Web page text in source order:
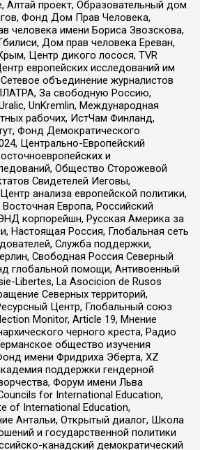
Алтай проект, Образовательный дом
Фонд Дом Прав Человека,
человека имени Бориса Звозскова,
Дом прав человека Ереван,
Центр дикого лосося, TVR
европейских исследований им
объединение журналистов
За свободную Россию,
UnKremlin, Международная
рабочих, ИстЧам Финланд,
Фонд Демократического
Центрально-Европейский
и
Общество Сторожевой
Свидетелей Иеговы,
анализа европейской политики,
Европа, Российский
корпорейшн, Русская Америка за
Настоящая Россия, Глобальная сеть
Служба поддержки,
Свободная Россия Северный
глобальной помощи, Антивоенный
Libertes, La Asocicion de Rusos
Северных территорий,
Центр, Глобальный союз
Monitor, Article 19, Мнение
черного креста, Радио
общество изучения
имени Фридриха Эберта, XZ
поддержки гендерной
Форум имени Льва
for International Education,
of International Education,
Антальи, Открытый диалог, Школа
и государственной политики
канадский демократический